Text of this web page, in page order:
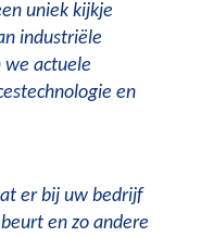
uniek kijkje
industriële
we actuele
en
er bij uw bedrijf
en zo andere